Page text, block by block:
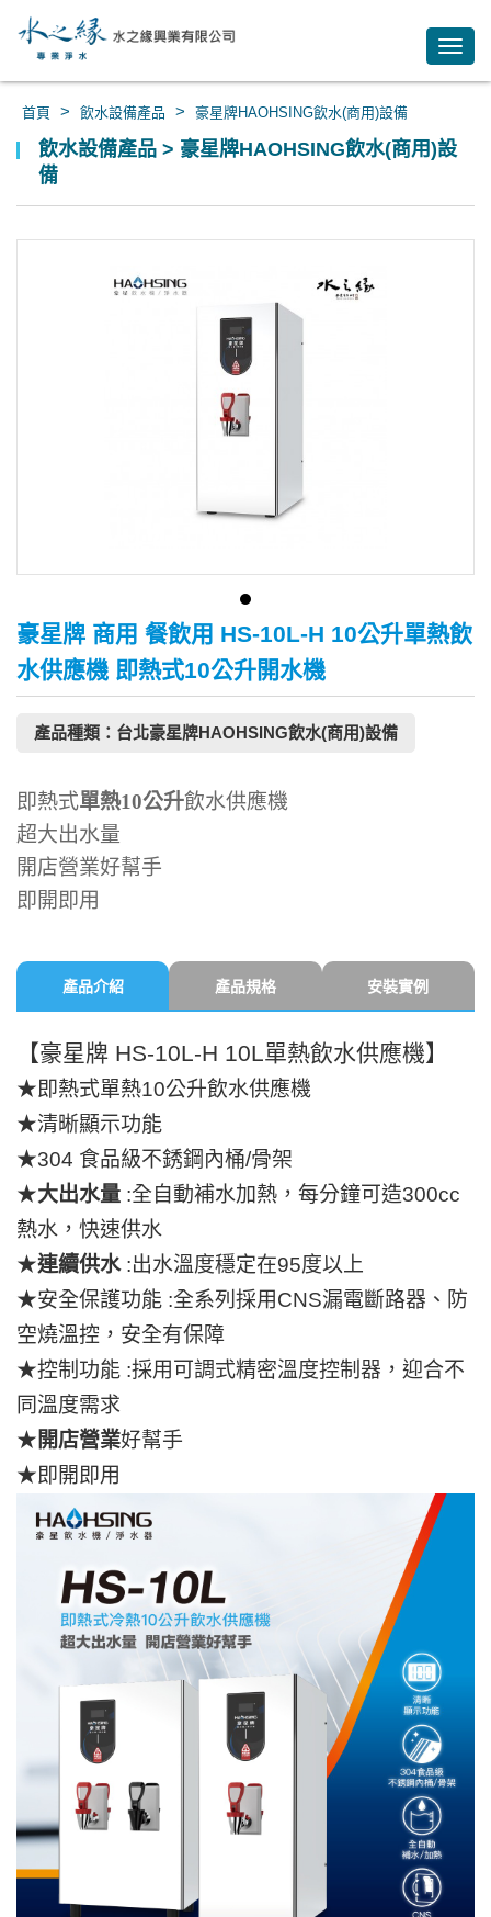
首頁 > 飲水設備產品 > 豪星牌HAOHSING飲水(商用)設備
飲水設備產品 > 豪星牌HAOHSING飲水(商用)設
備
豪星牌 商用 餐飲用 HS-10L-H 10公升單熱飲
水供應機 即熱式10公升開水機
產品種類：台北豪星牌HAOHSING飲水(商用)設備
即熱式單熱10公升飲水供應機
超大出水量
開店營業好幫手
即開即用
產品介紹 產品規格 安裝實例
【豪星牌 HS-10L-H 10L單熱飲水供應機】
★即熱式單熱10公升飲水供應機
★清晰顯示功能
★304 食品級不銹鋼內桶/骨架
★大出水量 :全自動補水加熱，每分鐘可造300cc
熱水，快速供水
★連續供水 :出水溫度穩定在95度以上
★安全保護功能 :全系列採用CNS漏電斷路器、防
空燒溫控，安全有保障
★控制功能 :採用可調式精密溫度控制器，迎合不
同溫度需求
★開店營業好幫手
★即開即用